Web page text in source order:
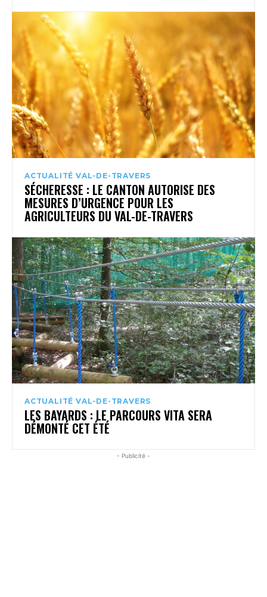
ACTUALITÉ VAL-DE-TRAVERS
SÉCHERESSE : LE CANTON AUTORISE DES
MESURES D’URGENCE POUR LES
AGRICULTEURS DU VAL-DE-TRAVERS
ACTUALITÉ VAL-DE-TRAVERS
LES BAYARDS : LE PARCOURS VITA SERA
DÉMONTÉ CET ÉTÉ
- Publicité -